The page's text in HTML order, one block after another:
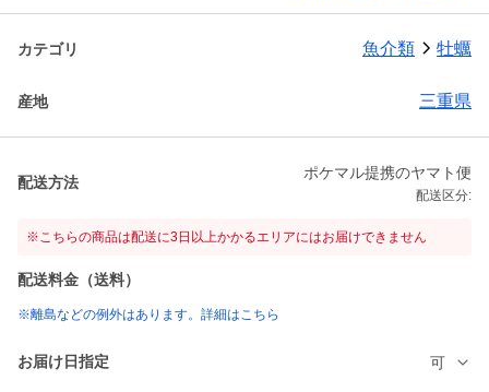
カテゴリ 魚介類 牡蠣
産地 三重県
配送方法
ポケマル提携のヤマト便
配送区分:
※こちらの商品は配送に3日以上かかるエリアにはお届けできません
配送料金（送料）
※離島などの例外はあります。詳細はこちら
お届け日指定 可